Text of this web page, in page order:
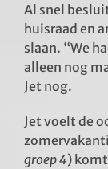
Al snel
huisraad en
slaan. “We
alleen nog
Jet nog.
Jet voelt de
groep 4)